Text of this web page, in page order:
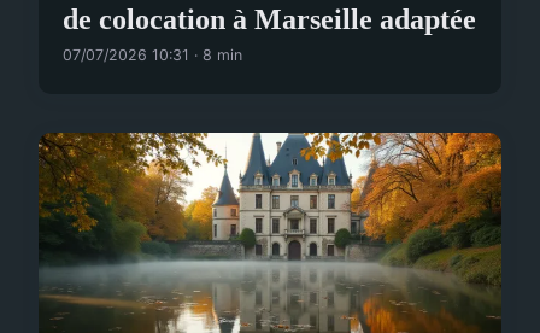
de colocation à Marseille adaptée
07/07/2026 10:31 · 8 min